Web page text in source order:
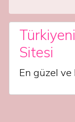
Sitesi
En güzel